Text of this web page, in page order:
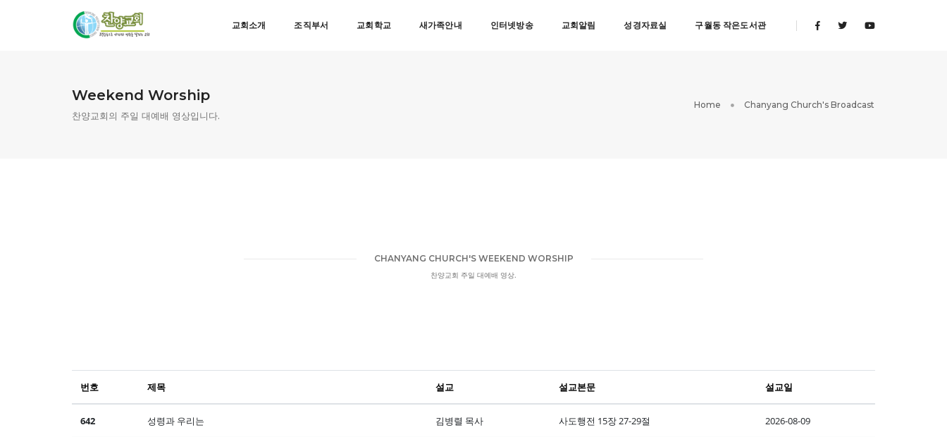
교회소개 조직부서 교회학교 새가족안내 인터넷방송 교회알림 성경자료실 구월동 작은도서관
Weekend Worship
찬양교회의 주일 대예배 영상입니다.
Home Chanyang Church's Broadcast
CHANYANG CHURCH'S WEEKEND WORSHIP
찬양교회 주일 대예배 영상.
번호 제목 설교 설교본문 설교일
642 성령과 우리는 김병렬 목사 사도행전 15장 27-29절 2026-08-09